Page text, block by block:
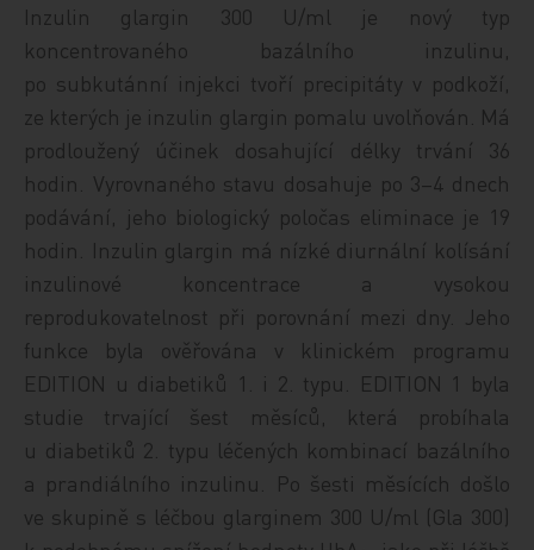
Inzulin glargin 300 U/ml je nový typ
koncentrovaného bazálního inzulinu,
po subkutánní injekci tvoří precipitáty v podkoží,
ze kterých je inzulin glargin pomalu uvolňován. Má
prodloužený účinek dosahující délky trvání 36
hodin. Vyrovnaného stavu dosahuje po 3–4 dnech
podávání, jeho biologický poločas eliminace je 19
hodin. Inzulin glargin má nízké diurnální kolísání
inzulinové koncentrace a vysokou
reprodukovatelnost při porovnání mezi dny. Jeho
funkce byla ověřována v klinickém programu
EDITION u diabetiků 1. i 2. typu. EDITION 1 byla
studie trvající šest měsíců, která probíhala
u diabetiků 2. typu léčených kombinací bazálního
a prandiálního inzulinu. Po šesti měsících došlo
ve skupině s léčbou glarginem 300 U/ml (Gla 300)